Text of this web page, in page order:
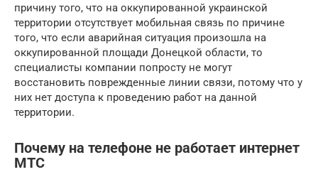
причину того, что на оккупированной украинской
территории отсутствует мобильная связь по причине
того, что если аварийная ситуация произошла на
оккупированной площади Донецкой области, то
специалисты компании попросту не могут
восстановить поврежденные линии связи, потому что у
них нет доступа к проведению работ на данной
территории.
Почему на телефоне не работает интернет
МТС